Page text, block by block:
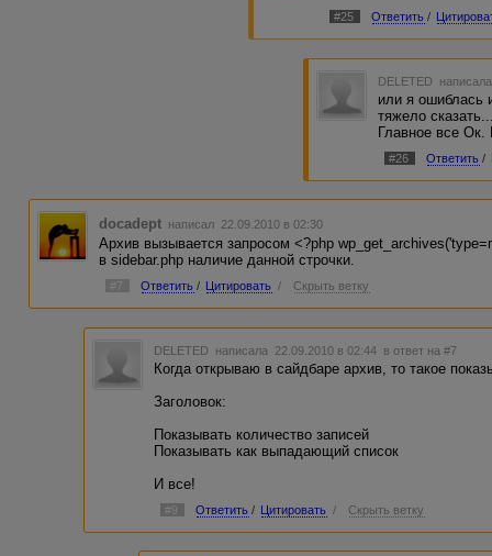
#25 Ответить /
DELETED
или я ошиблась
тяжело
Главное все
#26 Ответить /
docadept написал 22.09.2010 в 02:30
Архив вызывается запросом <?php
в sidebar.php наличие данной строчки.
#7 Ответить / Цитировать / Скрыть ветку
DELETED написала 22.09.2010 в 02:44 в ответ на #7
Когда открываю в сайдбаре архив, то такое
Заголовок:
Показывать количество записей
Показывать как выпадающий список
И все!
#9 Ответить / Цитировать / Скрыть ветку